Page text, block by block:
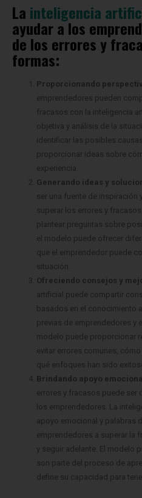
La inteligencia
ayudar a los
de los errores y
formas:
Proporcionando
emprendedores pueden
fracasos con la inteligencia
objetiva y análisis de la
identificar las posibles
proporcionar ideas sobre
experiencia.
Generando ideas y
ser una fuente de inspiración
superar los errores y
plantear preguntas sobre
el modelo puede ofrecer
que el emprendedor puede
situación.
Ofreciendo consejos y
artificial puede compartir
basados en el conocimiento
previas de emprendedores y
modelo puede proporcionar
evitar errores comunes,
qué enfoques han sido
Brindando apoyo
errores y fracasos puede ser
los emprendedores. La
apoyo emocional y palabras
emprendedores a superar la
y seguir adelante. El modelo
son parte del proceso de
define su capacidad para